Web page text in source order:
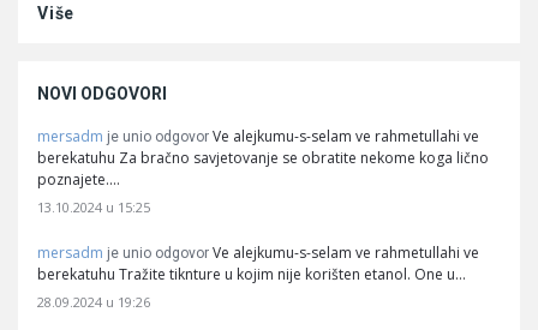
Više
NOVI ODGOVORI
mersadm je unio odgovor Ve alejkumu-s-selam ve rahmetullahi ve
berekatuhu Za bračno savjetovanje se obratite nekome koga lično
poznajete.…
13.10.2024 u 15:25
mersadm je unio odgovor Ve alejkumu-s-selam ve rahmetullahi ve
berekatuhu Tražite tiknture u kojim nije korišten etanol. One u…
28.09.2024 u 19:26